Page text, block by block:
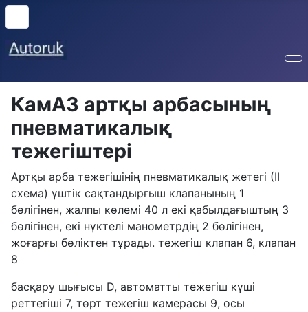
КамАЗ артқы арбасының
пневматикалық
тежегіштері
Артқы арба тежегішінің пневматикалық жетегі (ІІ
схема) үштік сақтандырғыш клапанының 1
бөлігінен, жалпы көлемі 40 л екі қабылдағыштың 3
бөлігінен, екі нүктелі манометрдің 2 бөлігінен,
жоғарғы бөліктен тұрады. тежегіш клапан 6, клапан
8
басқару шығысы D, автоматты тежегіш күші
реттегіші 7, төрт тежегіш камерасы 9, осы